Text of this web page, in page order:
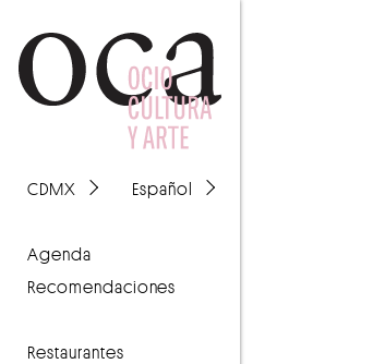
CDMX Español
agenda
recomendaciones
Restaurantes